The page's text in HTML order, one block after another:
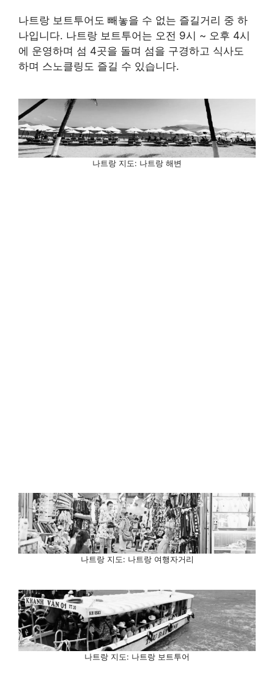
나트랑 보트투어도 빼놓을 수 없는 즐길거리 중 하
나입니다. 나트랑 보트투어는 오전 9시 ~ 오후 4시
에 운영하며 섬 4곳을 돌며 섬을 구경하고 식사도
하며 스노클링도 즐길 수 있습니다.
나트랑 지도: 나트랑 해변
나트랑 지도: 나트랑 여행자거리
나트랑 지도: 나트랑 보트투어